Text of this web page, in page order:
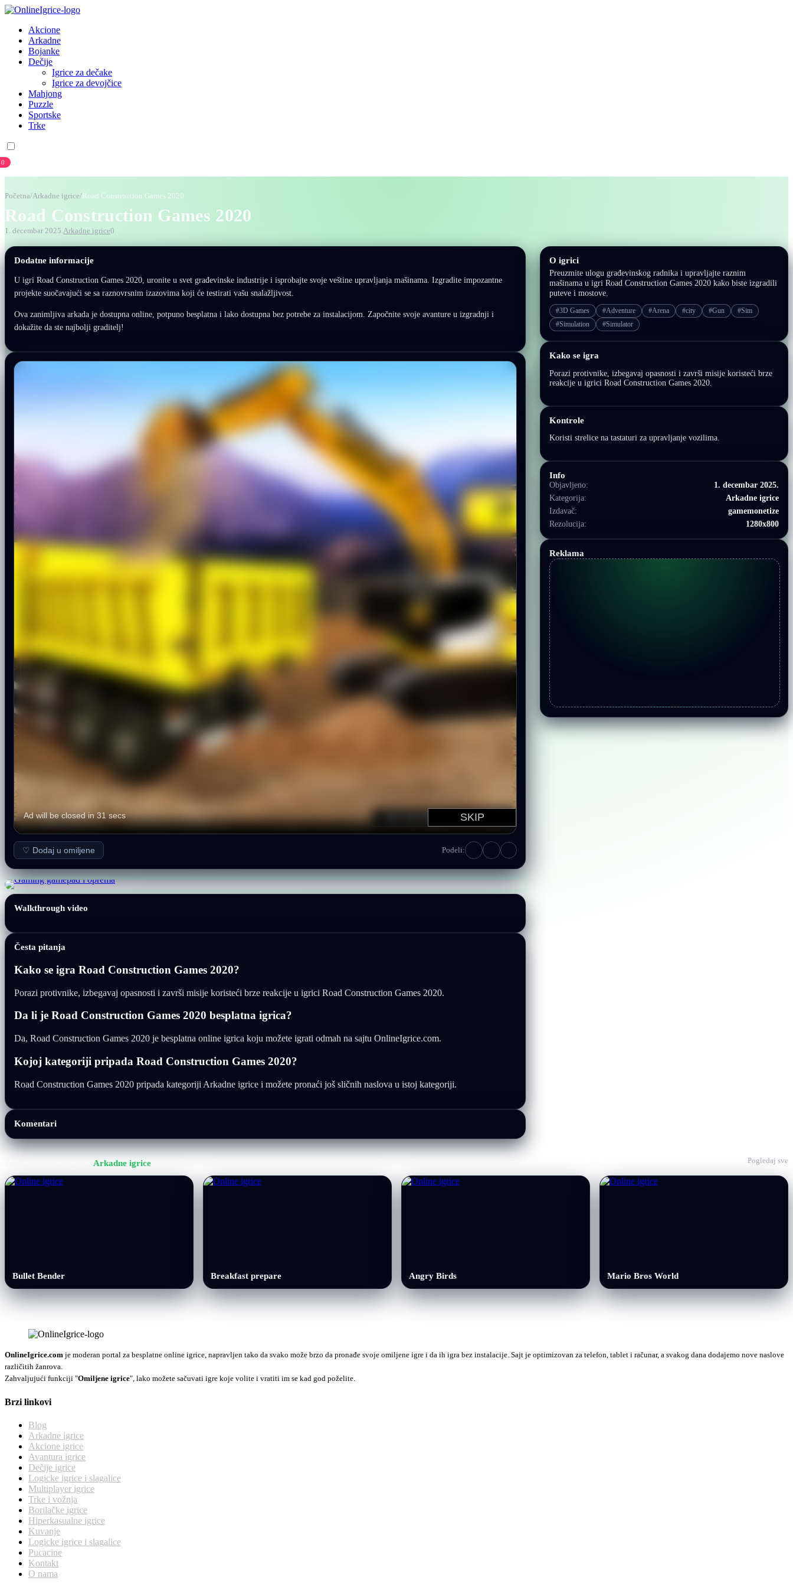
Akcione
Arkadne
Bojanke
Dečije
Igrice za dečake
Igrice za devojčice
Mahjong
Puzzle
Sportske
Trke
0
Početna/Arkadne igrice/ Road Construction Games 2020
Road Construction Games 2020
1. decembar 2025.Arkadne igrice0
Dodatne informacije
U igri Road Construction Games 2020, uronite u svet građevinske industrije i isprobajte svoje veštine upravljanja mašinama. Izgradite impozantne
projekte suočavajući se sa raznovrsnim izazovima koji će testirati vašu snalažljivost.
Ova zanimljiva arkada je dostupna online, potpuno besplatna i lako dostupna bez potrebe za instalacijom. Započnite svoje avanture u izgradnji i
dokažite da ste najbolji graditelj!
♡ Dodaj u omiljene Podeli:
Walkthrough video
Česta pitanja
Kako se igra Road Construction Games 2020?
Porazi protivnike, izbegavaj opasnosti i završi misije koristeći brze reakcije u igrici Road Construction Games 2020.
Da li je Road Construction Games 2020 besplatna igrica?
Da, Road Construction Games 2020 je besplatna online igrica koju možete igrati odmah na sajtu OnlineIgrice.com.
Kojoj kategoriji pripada Road Construction Games 2020?
Road Construction Games 2020 pripada kategoriji Arkadne igrice i možete pronaći još sličnih naslova u istoj kategoriji.
Komentari
O igrici
Preuzmite ulogu građevinskog radnika i upravljajte raznim
mašinama u igri Road Construction Games 2020 kako biste izgradili
puteve i mostove.
#3D Games #Adventure #Arena #city #Gun
#Sim
#Simulation
#Simulator
Kako se igra
Porazi protivnike, izbegavaj opasnosti i završi misije koristeći brze
reakcije u igrici Road Construction Games 2020.
Kontrole
Koristi strelice na tastaturi za upravljanje vozilima.
Info
Objavljeno:
1. decembar 2025.
Kategorija:
Arkadne igrice
Izdavač:
gamemonetize
Rezolucija:
1280x800
Reklama
Arkadne igrice Pogledaj sve
Bullet Bender Breakfast prepare Angry Birds Mario Bros World
OnlineIgrice.com je moderan portal za besplatne online igrice, napravljen tako da svako može brzo da pronađe svoje omiljene igre i da ih igra bez instalacije. Sajt je optimizovan za telefon, tablet i računar, a svakog dana dodajemo nove naslove
različitih žanrova.
Zahvaljujući funkciji "Omiljene igrice", lako možete sačuvati igre koje volite i vratiti im se kad god poželite.
Brzi linkovi
Blog
Arkadne igrice
Akcione igrice
Avantura igrice
Dečije igrice
Logicke igrice i slagalice
Multiplayer igrice
Trke i vožnja
Borilačke igrice
Hiperkasualne igrice
Kuvanje
Logicke igrice i slagalice
Pucacine
Kontakt
O nama